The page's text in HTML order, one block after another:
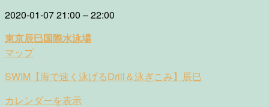
SWIM【海
速
く
泳
げ
る
2020-01-0721:00 –22:00
東京辰巳国際水泳場
マップ東
辰
巳
SWIM【海で速く泳げるDrill＆泳ぎこみ】辰巳
カレンダーを表示